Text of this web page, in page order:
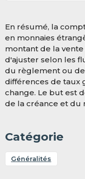
En résumé, la
en monnaies
montant de la
d'ajuster selon les
du règlement ou
différences de taux
change. Le but est
de la créance et du
Catégorie
Généralités